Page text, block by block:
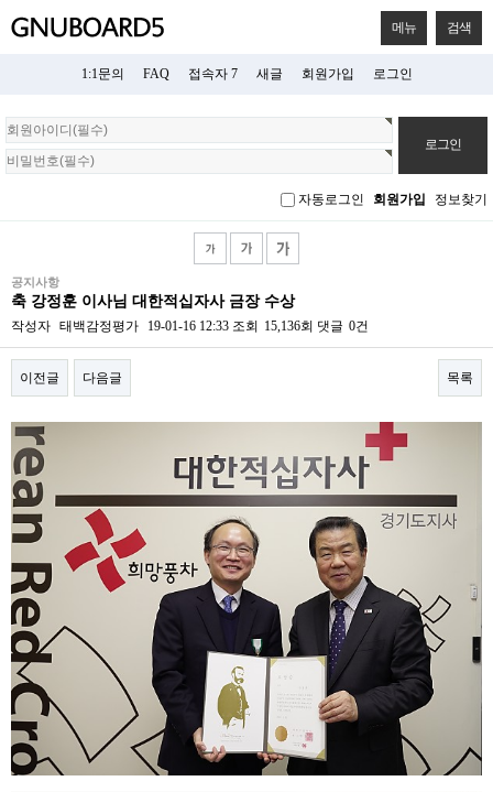
메뉴 검색
1:1문의 FAQ 접속자 7 새글 회원가입 로그인
회
원
로
자동로그인 회원가입 정보찾기
공지사항
축 강정훈 이사님 대한적십자사 금장 수상
작성자 태백감정평가 19-01-16 12:33 조회 15,136회 댓글 0건
이전글 다음글 목록
본문